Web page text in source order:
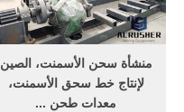
منشأة سحن الأسمنت، الصين
لإنتاج خط سحق الأسمنت،
معدات طحن ...